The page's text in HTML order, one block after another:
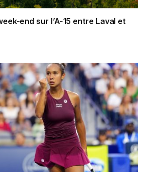
end sur l’A-15 entre Laval et